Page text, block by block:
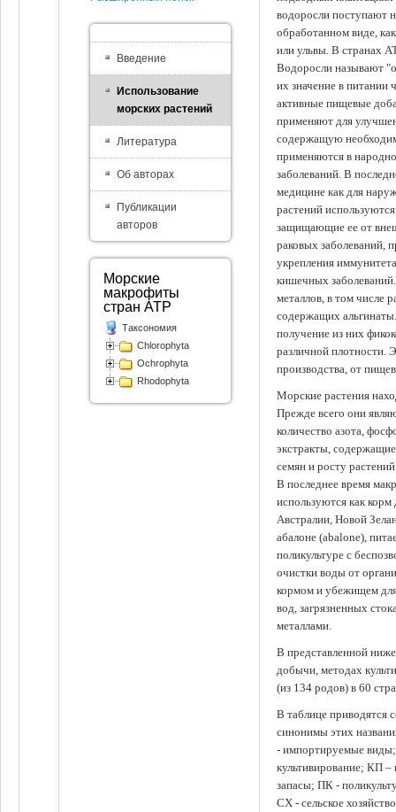
водоросли поступают
обработанном виде,
или ульвы. В странах
Водоросли называют
их значение в питании
активные пищевые
применяют для
содержащую
применяются в
заболеваний. В
медицине как для
растений
защищающие ее от
раковых заболеваний,
укрепления
кишечных
металлов, в том числе
содержащих
получение из них
различной плотности.
производства, от
Морские растения
Прежде всего они
количество азота,
экстракты,
семян и росту
В последнее время
используются как
Австралии, Новой
абалоне (abalone),
поликультуре с
очистки воды от
кормом и убежищем
вод, загрязненных
металлами.
В представленной
добычи, методах
(из 134 родов) в 60
В таблице приводятся
синонимы этих
- импортируемые
культивирование; КП
запасы; ПК -
СХ - сельское
Введение
Использование
морских растений
Литература
Об авторах
Публикации
авторов
Морские
макрофиты
стран АТР
Таксономия
Chlorophyta
Ochrophyta
Rhodophyta